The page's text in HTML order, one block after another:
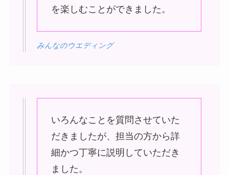
を楽しむことができました。
みんなのウエディング
いろんなことを質問させていた
だきましたが、担当の方から詳
細かつ丁寧に説明していただき
ました。